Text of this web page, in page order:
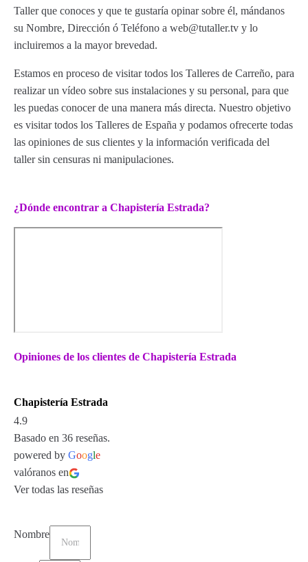
Taller que conoces y que te gustaría opinar sobre él, mándanos
su Nombre, Dirección ó Teléfono a web@tutaller.tv y lo
incluiremos a la mayor brevedad.
Estamos en proceso de visitar todos los Talleres de Carreño, para
realizar un vídeo sobre sus instalaciones y su personal, para que
les puedas conocer de una manera más directa. Nuestro objetivo
es visitar todos los Talleres de España y podamos ofrecerte todas
las opiniones de sus clientes y la información verificada del
taller sin censuras ni manipulaciones.
¿Dónde encontrar a Chapistería Estrada?
Opiniones de los clientes de Chapistería Estrada
Chapistería Estrada
4.9
Basado en 36 reseñas.
powered by Google
valóranos en
Ver todas las reseñas
Nombre